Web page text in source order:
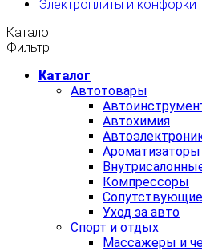
Электроплиты и конфорки
Каталог
Фильтр
Каталог
Автотовары
Автохимия
Ароматизаторы
Компрессоры
Уход за авто
Спорт и отдых
Массажеры и